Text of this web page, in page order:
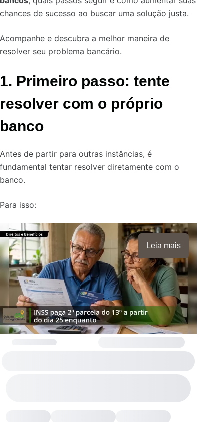
chances de sucesso ao buscar uma solução justa.
Acompanhe e descubra a melhor maneira de
resolver seu problema bancário.
1. Primeiro passo: tente
resolver com o próprio
banco
Antes de partir para outras instâncias, é
fundamental tentar resolver diretamente com o
banco.
Para isso:
Leia mais